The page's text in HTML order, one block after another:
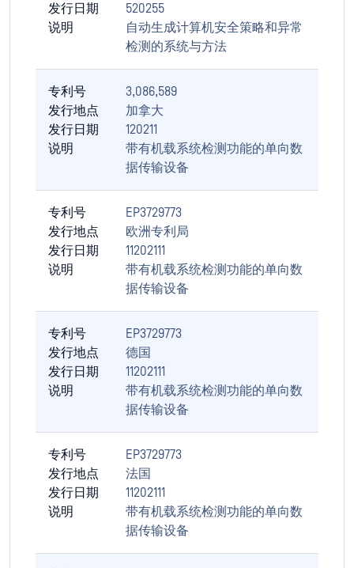
发行日期
520255
说明
自动生成计算机安全策略和异常
检测的系统与方法
专利号
3,086,589
发行地点
加拿大
发行日期
120211
说明
带有机载系统检测功能的单向数
据传输设备
专利号
EP3729773
发行地点
欧洲专利局
发行日期
11202111
说明
带有机载系统检测功能的单向数
据传输设备
专利号
EP3729773
发行地点
德国
发行日期
11202111
说明
带有机载系统检测功能的单向数
据传输设备
专利号
EP3729773
发行地点
法国
发行日期
11202111
说明
带有机载系统检测功能的单向数
据传输设备